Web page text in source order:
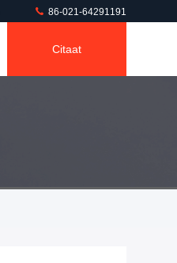
86-021-64291191
Citaat